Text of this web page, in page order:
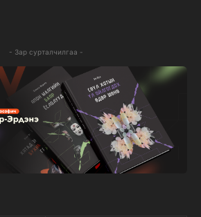
- Зар сурталчилгаа -